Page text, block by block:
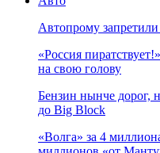
Автопрому запретили
«Россия
на свою голову
Бензин нынче
до Big Block
«Волга» за 4